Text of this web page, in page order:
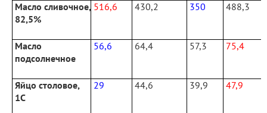
Масло сливочное,
82,5%
516,6 430,2 350 488,3
Масло
подсолнечное
56,6 64,4 57,3 75,4
Яйцо столовое,
1С
29 44,6 39,9 47,9